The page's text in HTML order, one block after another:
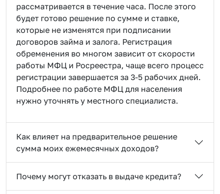
рассматривается в течение часа. После этого
будет готово решение по сумме и ставке,
которые не изменятся при подписании
договоров займа и залога. Регистрация
обременения во многом зависит от скорости
работы МФЦ и Росреестра, чаще всего процесс
регистрации завершается за 3-5 рабочих дней.
Подробнее по работе МФЦ для населения
нужно уточнять у местного специалиста.
Как влияет на предварительное решение
сумма моих ежемесячных доходов?
Почему могут отказать в выдаче кредита?